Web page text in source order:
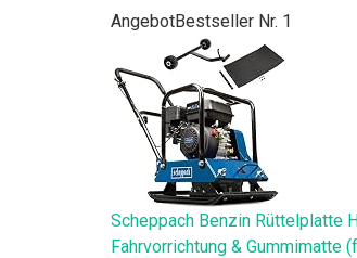
AngebotBestseller Nr. 1
Scheppach Benzin Rüttelplatte
Fahrvorrichtung & Gummimatte